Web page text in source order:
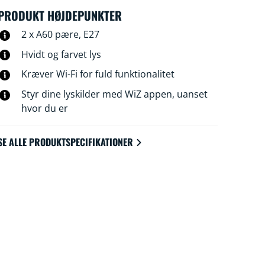
forbindelse uden behov for ekstra udstyr.
HØJDEPUNKTER
2 x A60 pære, E27
Hvidt og farvet lys
Kræver Wi-Fi for fuld funktionalitet
Styr dine lyskilder med WiZ appen, uanset
hvor du er
ALLE PRODUKTSPECIFIKATIONER